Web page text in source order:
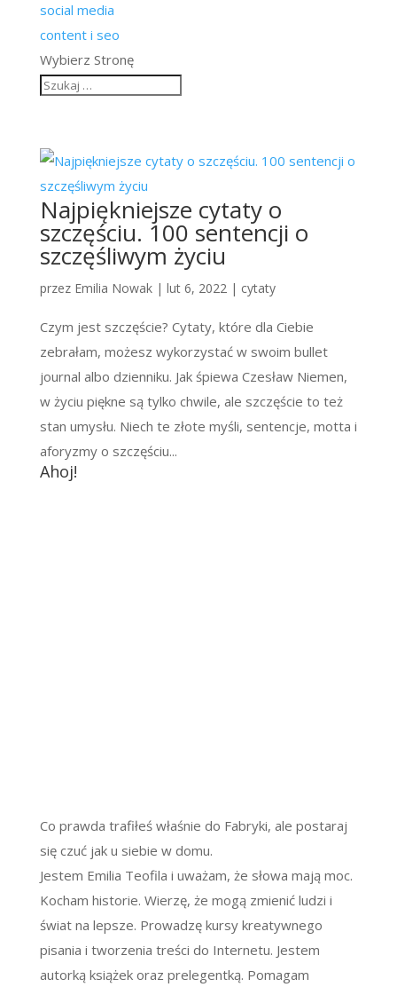
social media
content i seo
Wybierz Stronę
Najpiękniejsze cytaty o
szczęściu. 100 sentencji o
szczęśliwym życiu
przez Emilia Nowak| lut 6, 2022| cytaty
Czym jest szczęście? Cytaty, które dla Ciebie
zebrałam, możesz wykorzystać w swoim bullet
journal albo dzienniku. Jak śpiewa Czesław Niemen,
w życiu piękne są tylko chwile, ale szczęście to też
stan umysłu. Niech te złote myśli, sentencje, motta i
aforyzmy o szczęściu...
Ahoj!
Co prawda trafiłeś właśnie do Fabryki, ale postaraj
się czuć jak u siebie w domu.
Jestem Emilia Teofila i uważam, że słowa mają moc.
Kocham historie. Wierzę, że mogą zmienić ludzi i
świat na lepsze. Prowadzę kursy kreatywnego
pisania i tworzenia treści do Internetu. Jestem
autorką książek oraz prelegentką. Pomagam